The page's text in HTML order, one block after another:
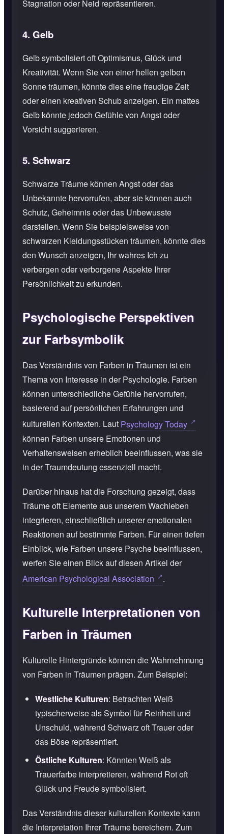
Stagnation oder Neid repräsentieren.
4. Gelb
Gelb symbolisiert oft Optimismus, Glück und
Kreativität. Wenn Sie von einer hellen gelben
Sonne träumen, könnte dies eine freudige Zeit
oder einen kreativen Schub anzeigen. Ein mattes
Gelb könnte jedoch Gefühle von Angst oder
Vorsicht suggerieren.
5. Schwarz
Schwarze Träume können Angst oder das
Unbekannte hervorrufen, aber sie können auch
Schutz, Geheimnis oder das Unbewusste
darstellen. Wenn Sie beispielsweise von
schwarzen Kleidungsstücken träumen, könnte dies
den Wunsch anzeigen, Ihr wahres Ich zu
verbergen oder verborgene Aspekte Ihrer
Persönlichkeit zu erkunden.
Psychologische Perspektiven
zur Farbsymbolik
Das Verständnis von Farben in Träumen ist ein
Thema von Interesse in der Psychologie. Farben
können unterschiedliche Gefühle hervorrufen,
basierend auf persönlichen Erfahrungen und
kulturellen Kontexten. Laut Psychology Today
können Farben unsere Emotionen und
Verhaltensweisen erheblich beeinflussen, was sie
in der Traumdeutung essenziell macht.
Darüber hinaus hat die Forschung gezeigt, dass
Träume oft Elemente aus unserem Wachleben
integrieren, einschließlich unserer emotionalen
Reaktionen auf bestimmte Farben. Für einen tiefen
Einblick, wie Farben unsere Psyche beeinflussen,
werfen Sie einen Blick auf diesen Artikel der
American Psychological Association
.
Kulturelle Interpretationen von
Farben in Träumen
Kulturelle Hintergründe können die Wahrnehmung
von Farben in Träumen prägen. Zum Beispiel:
Westliche Kulturen: Betrachten Weiß
typischerweise als Symbol für Reinheit und
Unschuld, während Schwarz oft Trauer oder
das Böse repräsentiert.
Östliche Kulturen: Könnten Weiß als
Trauerfarbe interpretieren, während Rot oft
Glück und Freude symbolisiert.
Das Verständnis dieser kulturellen Kontexte kann
die Interpretation Ihrer Träume bereichern. Zum